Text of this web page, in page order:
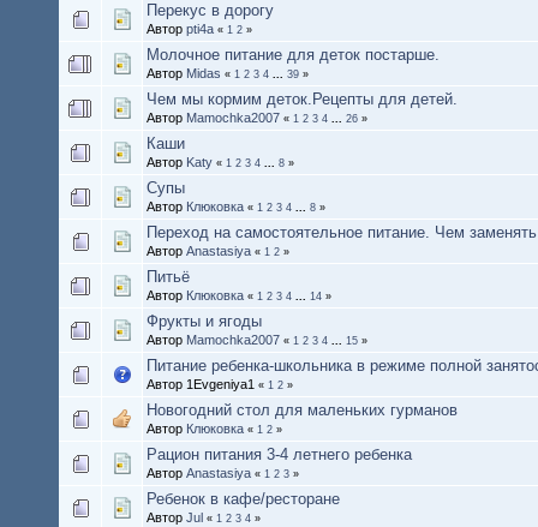
Перекус в дорогу
Автор pti4a « 1 2 »
Молочное питание для деток постарше.
Автор Midas « 1 2 3 4 ... 39 »
Чем мы кормим деток.Рецепты для детей.
Автор Mamochka2007 « 1 2 3 4 ... 26 »
Каши
Автор Katy « 1 2 3 4 ... 8 »
Супы
Автор Клюковка « 1 2 3 4 ... 8 »
Переход на самостоятельное питание. Чем
Автор Anastasiya « 1 2 »
Питьё
Автор Клюковка « 1 2 3 4 ... 14 »
Фрукты и ягоды
Автор Mamochka2007 « 1 2 3 4 ... 15 »
Питание ребенка-школьника в режиме полной
Автор 1Evgeniya1 « 1 2 »
Новогодний стол для маленьких гурманов
Автор Клюковка « 1 2 »
Рацион питания 3-4 летнего ребенка
Автор Anastasiya « 1 2 3 »
Ребенок в кафе/ресторане
Автор Jul « 1 2 3 4 »